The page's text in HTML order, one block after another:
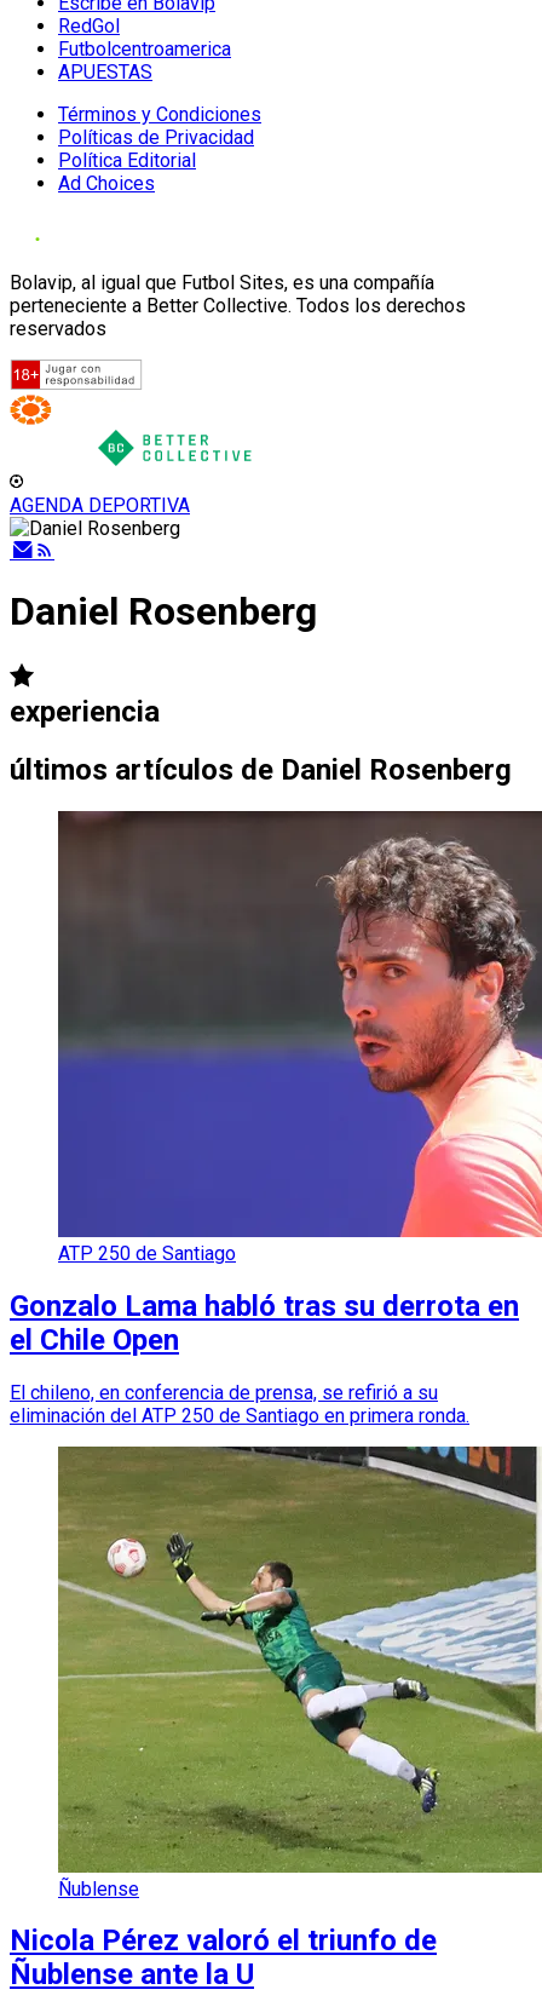
RedGol
Futbolcentroamerica
APUESTAS
Términos y Condiciones
Políticas de Privacidad
Política Editorial
Ad Choices
Bolavip, al igual que Futbol Sites, es una compañía
perteneciente a Better Collective. Todos los derechos
reservados
AGENDA DEPORTIVA
Daniel Rosenberg
experiencia
últimos artículos de Daniel Rosenberg
ATP 250 de Santiago
Gonzalo Lama habló tras su derrota en
el Chile Open
El chileno, en conferencia de prensa, se refirió a su
eliminación del ATP 250 de Santiago en primera ronda.
Ñublense
Nicola Pérez valoró el triunfo de
Ñublense ante la U